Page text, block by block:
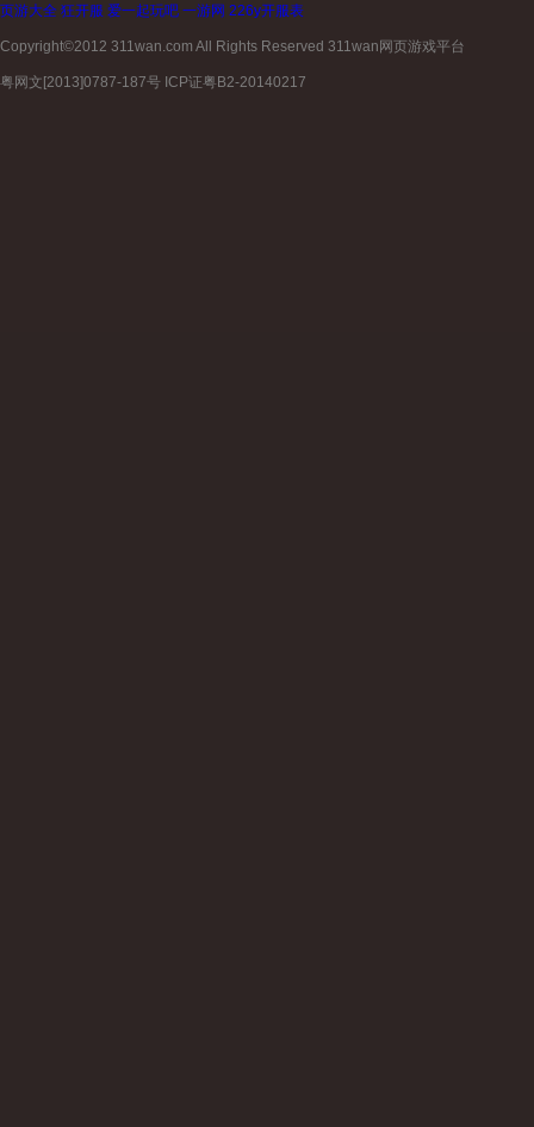
页游大全 狂开服 爱一起玩吧 一游网 226y开服表
Copyright©2012 311wan.com All Rights Reserved 311wan网页游戏平台
粤网文[2013]0787-187号 ICP证粤B2-20140217